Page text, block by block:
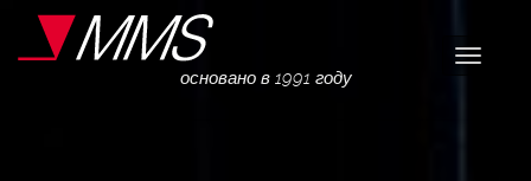
основано в 1991 году